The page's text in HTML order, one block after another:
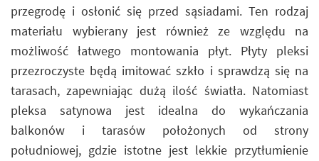
przegrodę i osłonić się przed sąsiadami. Ten rodzaj
materiału wybierany jest również ze względu na
możliwość łatwego montowania płyt. Płyty pleksi
przezroczyste będą imitować szkło i sprawdzą się na
tarasach, zapewniając dużą ilość światła. Natomiast
pleksa satynowa jest idealna do wykańczania
balkonów i tarasów położonych od strony
południowej, gdzie istotne jest lekkie przytłumienie